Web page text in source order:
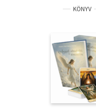
KÖNYV